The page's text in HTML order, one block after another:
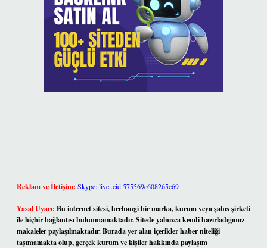
Reklam ve İletişim: Skype: live:.cid.575569c608265c69
Yasal Uyarı: Bu internet sitesi, herhangi bir marka, kurum veya şahıs şirketi
ile hiçbir bağlantısı bulunmamaktadır. Sitede yalnızca kendi hazırladığımız
makaleler paylaşılmaktadır. Burada yer alan içerikler haber niteliği
taşımamakta olup, gerçek kurum ve kişiler hakkında paylaşım